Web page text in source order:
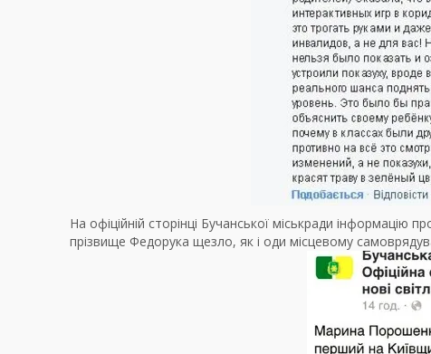
На офіційній сторінці Бучанської міськради
прізвище Федорука щезло, як і оди місцевому